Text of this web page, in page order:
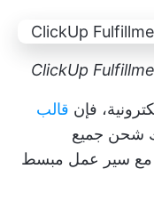
فإن قالب
شحن جميع
مع سير عمل مبسط